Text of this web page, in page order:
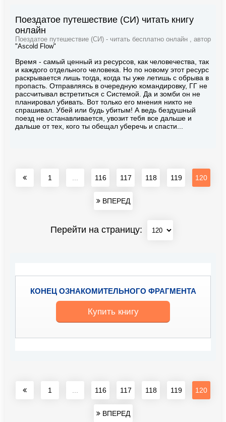
Поездатое путешествие (СИ) читать книгу
онлайн
Поездатое путешествие (СИ) - читать бесплатно онлайн , автор
"Ascold Flow"
Время - самый ценный из ресурсов, как человечества, так
и каждого отдельного человека. Но по новому этот ресурс
раскрывается лишь тогда, когда ты уже летишь с обрыва в
пропасть. Отправляясь в очередную командировку, ГГ не
рассчитывал встретиться с Системой. Да и зомби он не
планировал убивать. Вот только его мнения никто не
спрашивал. Убей или будь убитым! А ведь бездушный
поезд не останавливается, увозит тебя все дальше и
дальше от тех, кого ты обещал уберечь и спасти...
1 116 117 118 119 120
ВПЕРЕД
Перейти на страницу:
КОНЕЦ ОЗНАКОМИТЕЛЬНОГО ФРАГМЕНТА
Купить книгу
1 116 117 118 119 120
ВПЕРЕД